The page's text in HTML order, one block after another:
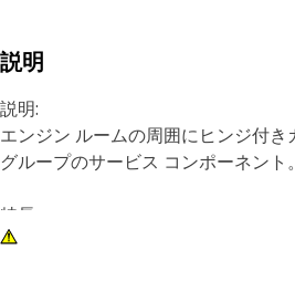
説明
説明:
エンジン ルームの周囲にヒンジ付
グループのサービス コンポーネント。
特長:
• スリーブ付き溶接プレート